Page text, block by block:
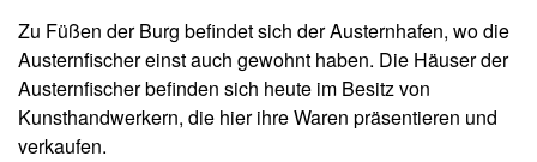
Zu Füßen der Burg befindet sich der Austernhafen, wo die
Austernfischer einst auch gewohnt haben. Die Häuser der
Austernfischer befinden sich heute im Besitz von
Kunsthandwerkern, die hier ihre Waren präsentieren und
verkaufen.